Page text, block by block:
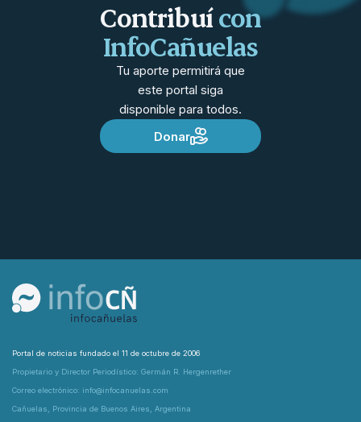
Contribuícon
InfoCañuelas
Tu aporte permitirá que
este portal siga
disponible para todos.
Donar
Portal de noticias fundado el 11 de octubre de 2006
Propietario y Director Periodístico: Germán R. Hergenrether
Correo electrónico: info@infocanuelas.com
Cañuelas, Provincia de Buenos Aires, Argentina